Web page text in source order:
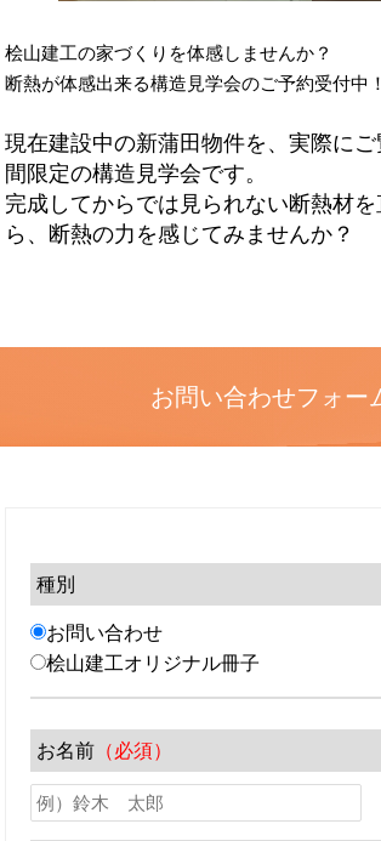
桧山建工の家づくりを体感しませんか？
断熱が体感出来る構造見学会のご予約受付中！
現在建設中の新蒲田物件を、実際に
間限定の構造見学会です。
完成してからでは見られない断熱材
ら、断熱の力を感じてみませんか？
お問い合わせフォー
種別
お問い合わせ
桧山建工オリジナル冊子
お名前 （必須）